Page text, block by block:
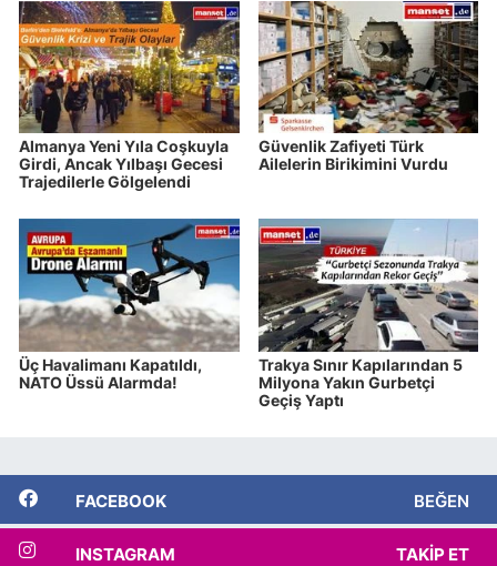
Almanya Yeni Yıla Coşkuyla
Girdi, Ancak Yılbaşı Gecesi
Trajedilerle Gölgelendi
Güvenlik Zafiyeti Türk
Ailelerin Birikimini Vurdu
Üç Havalimanı Kapatıldı,
NATO Üssü Alarmda!
Trakya Sınır Kapılarından 5
Milyona Yakın Gurbetçi
Geçiş Yaptı
FACEBOOK BEĞEN
INSTAGRAM TAKIP ET